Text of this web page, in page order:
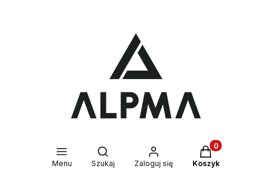
Menu
Otwórz wyszukiwarkę
Szukaj Zaloguj się
Produkty w
Koszyk